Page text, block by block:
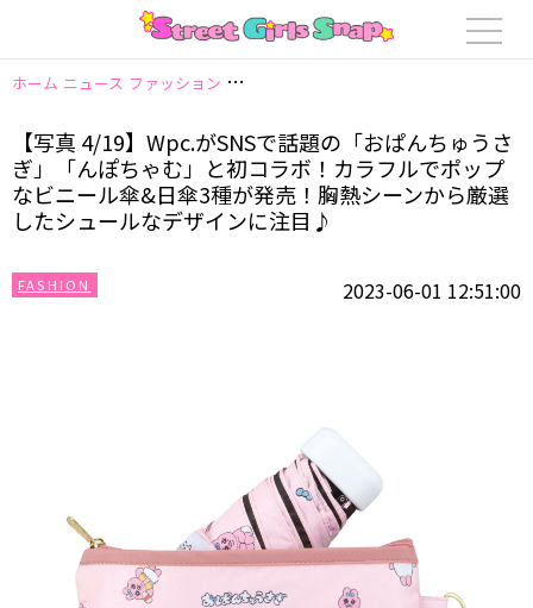
ホーム ニュース ファッション 【写真 4/19】Wpc.がSNSで話題の「おぱ
【写真 4/19】Wpc.がSNSで話題の「おぱんちゅうさ
ぎ」「んぽちゃむ」と初コラボ！カラフルでポップ
なビニール傘&日傘3種が発売！胸熱シーンから厳選
したシュールなデザインに注目♪
FASHION 2023-06-01 12:51:00